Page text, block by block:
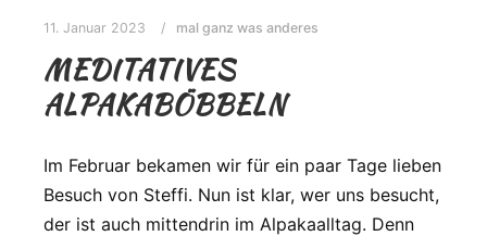
11. Januar 2023 mal ganz was anderes
MEDITATIVES
ALPAKABÖBBELN
Im Februar bekamen wir für ein paar Tage lieben
Besuch von Steffi. Nun ist klar, wer uns besucht,
der ist auch mittendrin im Alpakaalltag. Denn